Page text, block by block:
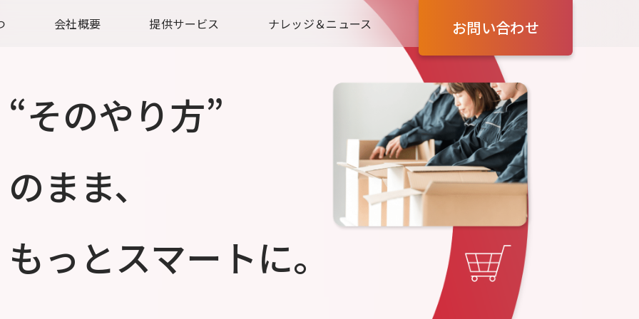
会社概要 提供サービス ナレッジ＆ニュース お問い合わせ
“そのやり方”
のまま、
もっとスマートに。